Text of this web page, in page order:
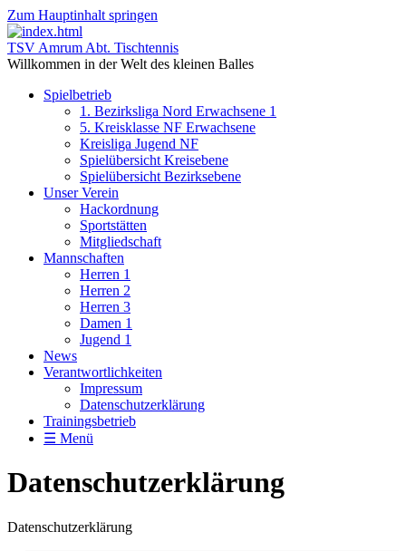
Zum Hauptinhalt springen
TSV Amrum Abt. Tischtennis
Willkommen in der Welt des kleinen Balles
Spielbetrieb
1. Bezirksliga Nord Erwachsene 1
5. Kreisklasse NF Erwachsene
Kreisliga Jugend NF
Spielübersicht Kreisebene
Spielübersicht Bezirksebene
Unser Verein
Hackordnung
Sportstätten
Mitgliedschaft
Mannschaften
Herren 1
Herren 2
Herren 3
Damen 1
Jugend 1
News
Verantwortlichkeiten
Impressum
Datenschutzerklärung
Trainingsbetrieb
☰ Menü
Datenschutzerklärung
Datenschutzerklärung